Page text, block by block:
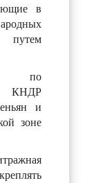
в
путем
по
КНДР
и
зоне